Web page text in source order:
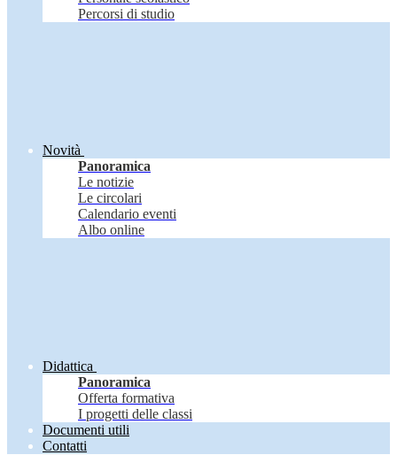
Percorsi di studio
Novità
Panoramica
Le notizie
Le circolari
Calendario eventi
Albo online
Didattica
Panoramica
Offerta formativa
I progetti delle classi
Documenti utili
Contatti